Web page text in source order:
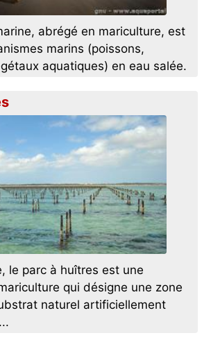
abrégé en mariculture, est
marins (poissons,
aquatiques) en eau salée.
le parc à huîtres est une
qui désigne une zone
naturel artificiellement